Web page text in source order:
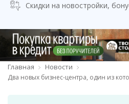
Скидки на новостройки,
Главная Новости
Два новых бизнес-центра, один из